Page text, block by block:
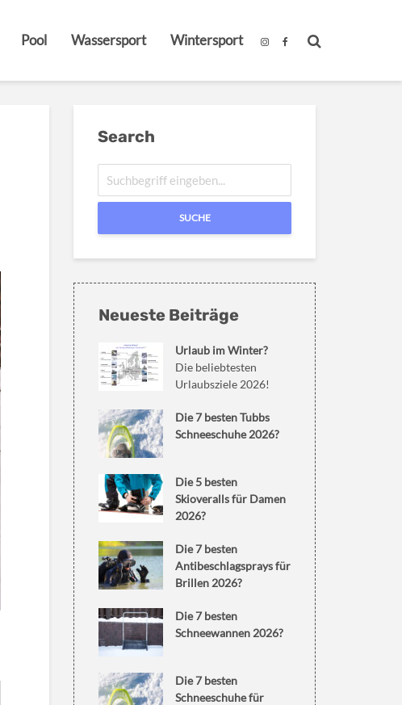
Pool Wassersport Wintersport
Search
SUCHE
Neueste Beiträge
Urlaub im Winter?
Die beliebtesten
Urlaubsziele 2026!
Die 7 besten Tubbs
Schneeschuhe 2026?
Die 5 besten
Skioveralls für Damen
2026?
Die 7 besten
Antibeschlagsprays für
Brillen 2026?
Die 7 besten
Schneewannen 2026?
Die 7 besten
Schneeschuhe für